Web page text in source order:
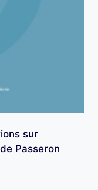
sur
Passeron